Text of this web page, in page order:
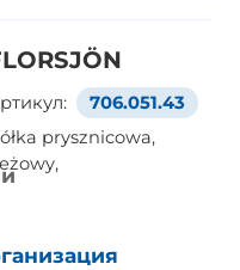
706.051.43
prysznicowa,